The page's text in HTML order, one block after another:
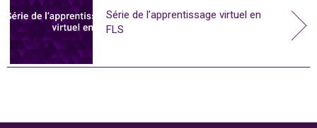
Série de l’apprentissage virtuel en
FLS